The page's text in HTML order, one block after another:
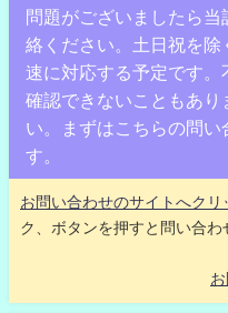
問題がございましたら
絡ください。土日祝を
速に対応する予定です。
確認できないこともあり
い。まずはこちらの問い
す。
お問い合わせのサイトへクリ
ク、ボタンを押すと問い合わ